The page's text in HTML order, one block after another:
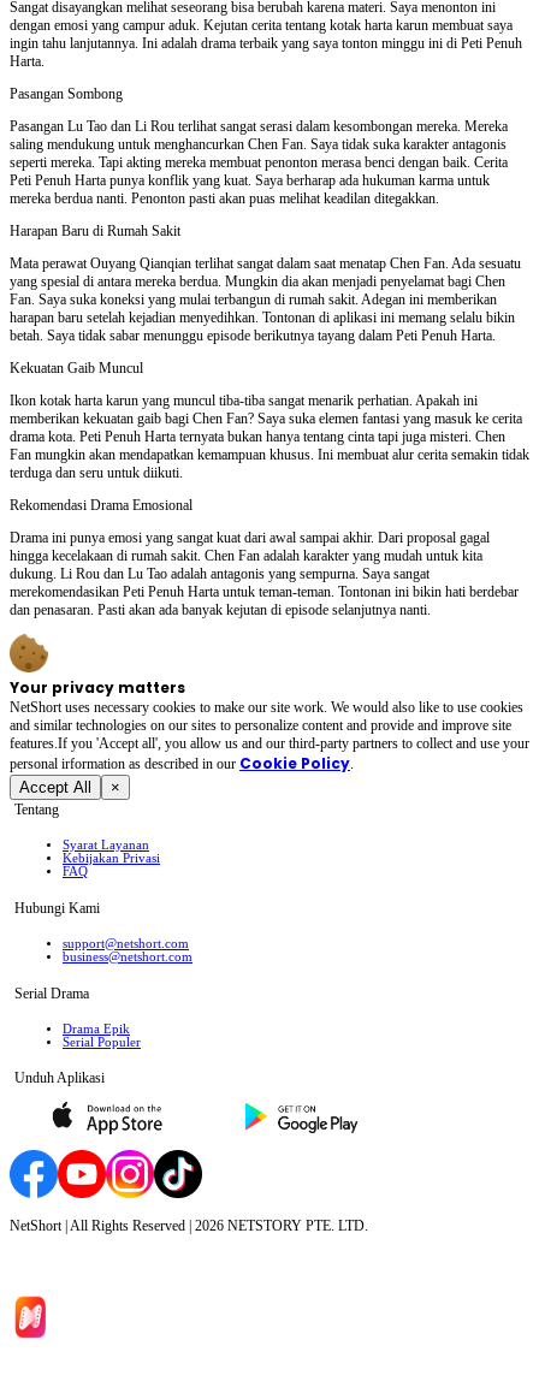
Sangat disayangkan melihat seseorang bisa berubah karena materi. Saya menonton ini
dengan emosi yang campur aduk. Kejutan cerita tentang kotak harta karun membuat saya
ingin tahu lanjutannya. Ini adalah drama terbaik yang saya tonton minggu ini di Peti Penuh
Harta.
Pasangan Sombong
Pasangan Lu Tao dan Li Rou terlihat sangat serasi dalam kesombongan mereka. Mereka
saling mendukung untuk menghancurkan Chen Fan. Saya tidak suka karakter antagonis
seperti mereka. Tapi akting mereka membuat penonton merasa benci dengan baik. Cerita
Peti Penuh Harta punya konflik yang kuat. Saya berharap ada hukuman karma untuk
mereka berdua nanti. Penonton pasti akan puas melihat keadilan ditegakkan.
Harapan Baru di Rumah Sakit
Mata perawat Ouyang Qianqian terlihat sangat dalam saat menatap Chen Fan. Ada sesuatu
yang spesial di antara mereka berdua. Mungkin dia akan menjadi penyelamat bagi Chen
Fan. Saya suka koneksi yang mulai terbangun di rumah sakit. Adegan ini memberikan
harapan baru setelah kejadian menyedihkan. Tontonan di aplikasi ini memang selalu bikin
betah. Saya tidak sabar menunggu episode berikutnya tayang dalam Peti Penuh Harta.
Kekuatan Gaib Muncul
Ikon kotak harta karun yang muncul tiba-tiba sangat menarik perhatian. Apakah ini
memberikan kekuatan gaib bagi Chen Fan? Saya suka elemen fantasi yang masuk ke cerita
drama kota. Peti Penuh Harta ternyata bukan hanya tentang cinta tapi juga misteri. Chen
Fan mungkin akan mendapatkan kemampuan khusus. Ini membuat alur cerita semakin tidak
terduga dan seru untuk diikuti.
Rekomendasi Drama Emosional
Drama ini punya emosi yang sangat kuat dari awal sampai akhir. Dari proposal gagal
hingga kecelakaan di rumah sakit. Chen Fan adalah karakter yang mudah untuk kita
dukung. Li Rou dan Lu Tao adalah antagonis yang sempurna. Saya sangat
merekomendasikan Peti Penuh Harta untuk teman-teman. Tontonan ini bikin hati berdebar
dan penasaran. Pasti akan ada banyak kejutan di episode selanjutnya nanti.
Your privacy matters
NetShort uses necessary cookies to make our site work. We would also like to use cookies
and similar technologies on our sites to personalize content and provide and improve site
features.If you 'Accept all', you allow us and our third-party partners to collect and use your
personal irformation as described in our Cookie Policy.
Accept All ×
Tentang
Syarat Layanan
Kebijakan Privasi
FAQ
Hubungi Kami
support@netshort.com
business@netshort.com
Serial Drama
Drama Epik
Serial Populer
Unduh Aplikasi
NetShort | All Rights Reserved | 2026 NETSTORY PTE. LTD.